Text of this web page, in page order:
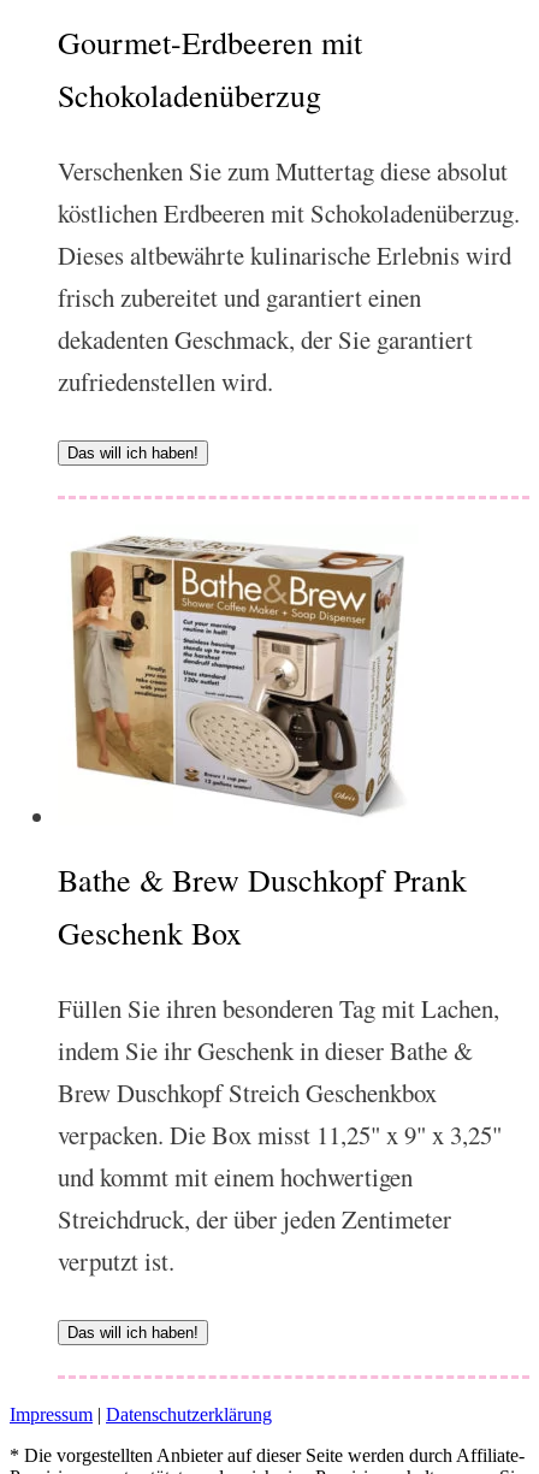
Gourmet-Erdbeeren mit
Schokoladenüberzug
Verschenken Sie zum Muttertag diese absolut
köstlichen Erdbeeren mit Schokoladenüberzug.
Dieses altbewährte kulinarische Erlebnis wird
frisch zubereitet und garantiert einen
dekadenten Geschmack, der Sie garantiert
zufriedenstellen wird.
Das will ich haben!
Bathe & Brew Duschkopf Prank
Geschenk Box
Füllen Sie ihren besonderen Tag mit Lachen,
indem Sie ihr Geschenk in dieser Bathe &
Brew Duschkopf Streich Geschenkbox
verpacken. Die Box misst 11,25" x 9" x 3,25"
und kommt mit einem hochwertigen
Streichdruck, der über jeden Zentimeter
verputzt ist.
Das will ich haben!
Impressum | Datenschutzerklärung
* Die vorgestellten Anbieter auf dieser Seite werden durch Affiliate-